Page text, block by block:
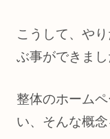
こうして、や
ぶ事ができまし
整体のホーム
い、そんな概念